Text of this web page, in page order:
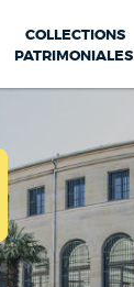
COLLECTIONS
PATRIMONIALES